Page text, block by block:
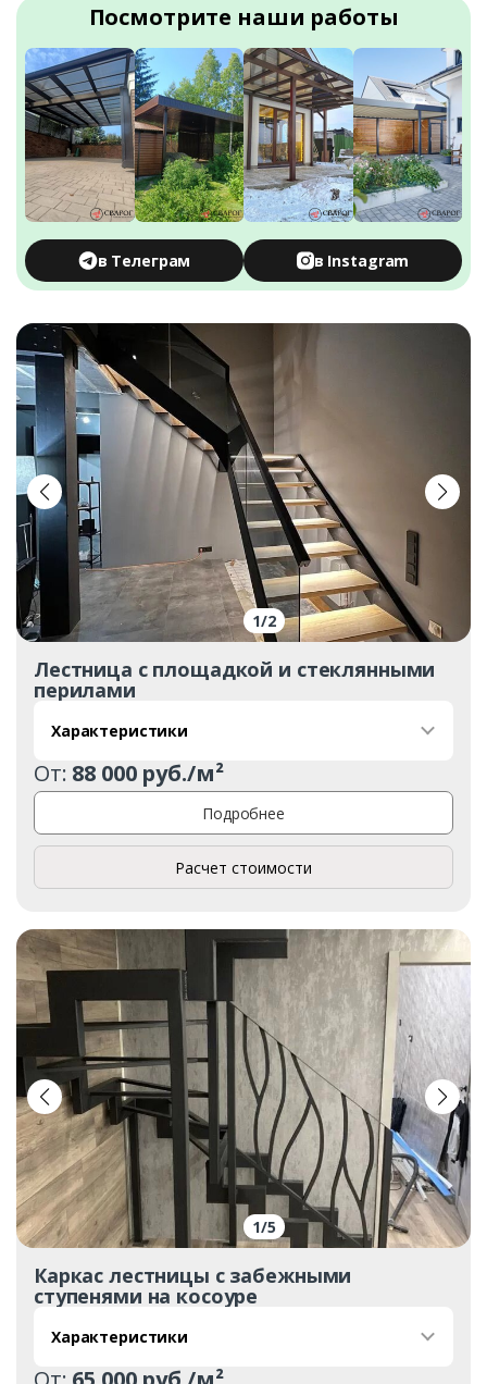
Посмотрите наши работы
в Телеграм в Instagram
1/2
Лестница с площадкой и стеклянными
перилами
Характеристики
От: 88 000 руб./м²
Подробнее
Расчет стоимости
1/5
Каркас лестницы с забежными
ступенями на косоуре
Характеристики